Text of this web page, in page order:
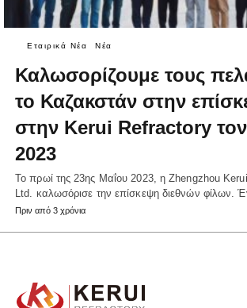
Εταιρικά Νέα Νέα
Καλωσορίζουμε τους
το Καζακστάν στην
στην Kerui Refractory
2023
Το πρωί της 23ης Μαΐου 2023, η Zhengzhou
Ltd. καλωσόρισε την επίσκεψη διεθνών φίλων.
Πριν από 3 χρόνια